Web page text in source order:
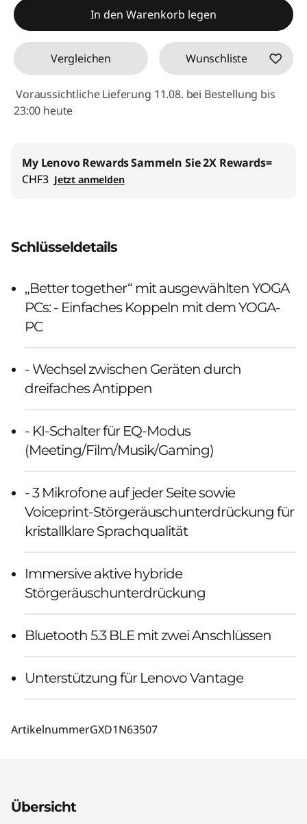
eCoupon-Rabatt :-CHF 13.80
In den Warenkorb legen
Vergleichen Wunschliste
Voraussichtliche Lieferung 11.08. bei Bestellung bis
23:00 heute
My Lenovo RewardsSammeln Sie 2X Rewards=
CHF3 Jetzt anmelden
Schlüsseldetails
„Better together“ mit ausgewählten YOGA
PCs: - Einfaches Koppeln mit dem YOGA-
PC
- Wechsel zwischen Geräten durch
dreifaches Antippen
- KI-Schalter für EQ-Modus
(Meeting/Film/Musik/Gaming)
- 3 Mikrofone auf jeder Seite sowie
Voiceprint-Störgeräuschunterdrückung für
kristallklare Sprachqualität
Immersive aktive hybride
Störgeräuschunterdrückung
Bluetooth 5.3 BLE mit zwei Anschlüssen
Unterstützung für Lenovo Vantage
ArtikelnummerGXD1N63507
Übersicht